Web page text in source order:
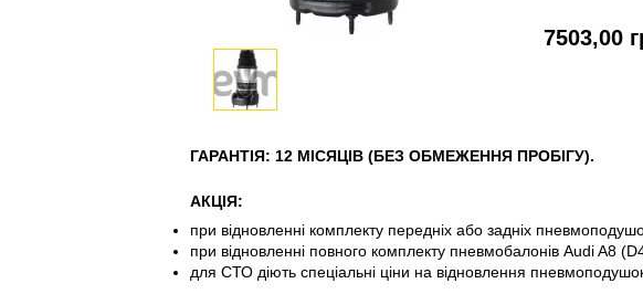
7503,00
ГАРАНТІЯ: 12 МІСЯЦІВ (БЕЗ ОБМЕЖЕННЯ ПРОБІГУ).
АКЦІЯ:
при відновленні комплекту передніх або задніх
при відновленні повного комплекту пневмобалонів Audi A8
для СТО діють спеціальні ціни на відновлення